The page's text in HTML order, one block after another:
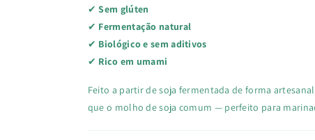
✔Sem glúten
✔ Fermentação natural
✔ Biológico e sem aditivos
✔ Rico em umami
Feito a partir de soja fermentada de forma
que o molho de soja comum — perfeito para